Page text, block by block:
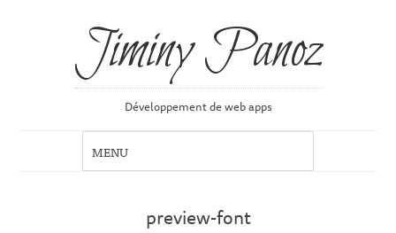
Jiminy Panoz
Développement de web apps
preview-font